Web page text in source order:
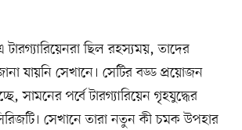
ছিল রহস্যময়, তাদের
যায়নি সেখানে। সেটির বড্ড প্রয়োজন
সামনের পর্বে টারগ্যারিয়েন গৃহযুদ্ধের
সেখানে তারা নতুন কী চমক উপহার